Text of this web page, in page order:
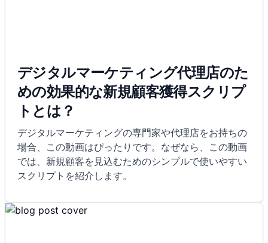
デジタルマーケティング代理店のた
めの効果的な新規顧客獲得スクリプ
トとは？
デジタルマーケティングの専門家や代理店をお持ちの
場合、この動画はぴったりです。なぜなら、この動画
では、新規顧客を見込むためのシンプルで使いやすい
スクリプトを紹介します。